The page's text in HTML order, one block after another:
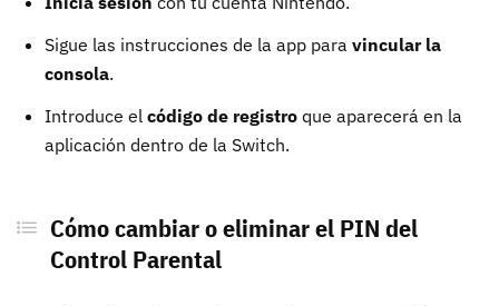
Sigue las instrucciones de la app para vincular la
consola.
Introduce el código de registro que aparecerá en la
aplicación dentro de la Switch.
Cómo cambiar o eliminar el PIN del
Control Parental